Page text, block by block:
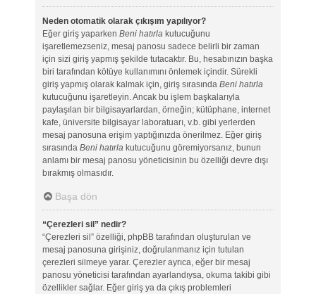
Neden otomatik olarak çıkışım yapılıyor?
Eğer giriş yaparken Beni hatırlakutucuğunu
işaretlemezseniz, mesaj panosu sadece belirli bir zaman
için sizi giriş yapmış şekilde tutacaktır. Bu, hesabınızın başka
biri tarafından kötüye kullanımını önlemek içindir. Sürekli
giriş yapmış olarak kalmak için, giriş sırasında Beni hatırla
kutucuğunu işaretleyin. Ancak bu işlem başkalarıyla
paylaşılan bir bilgisayarlardan, örneğin; kütüphane, internet
kafe, üniversite bilgisayar laboratuarı, v.b. gibi yerlerden
mesaj panosuna erişim yaptığınızda önerilmez. Eğer giriş
sırasında Beni hatırlakutucuğunu göremiyorsanız, bunun
anlamı bir mesaj panosu yöneticisinin bu özelliği devre dışı
bırakmış olmasıdır.
Başa dön
“Çerezleri sil” nedir?
“Çerezleri sil” özelliği, phpBB tarafından oluşturulan ve
mesaj panosuna girişiniz, doğrulanmanız için tutulan
çerezleri silmeye yarar. Çerezler ayrıca, eğer bir mesaj
panosu yöneticisi tarafından ayarlandıysa, okuma takibi gibi
özellikler sağlar. Eğer giriş ya da çıkış problemleri